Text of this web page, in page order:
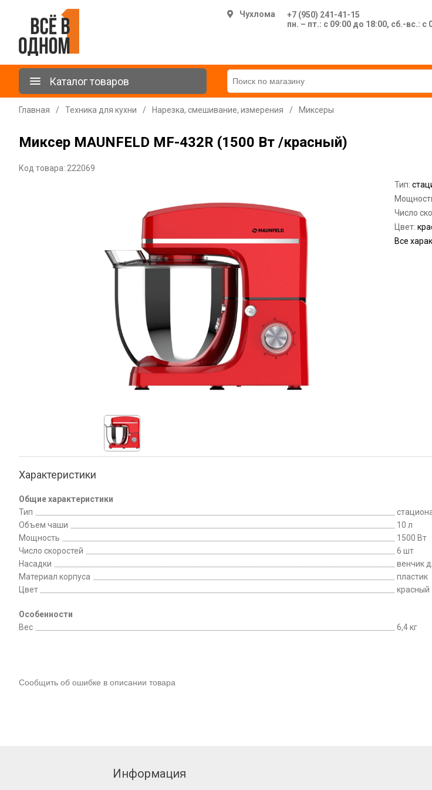
Чухлома
+7 (950) 241-41-15
пн. – пт.: с 09:00 до 18:00, сб.-вс.: с
Каталог товаров
Главная / Техника для кухни / Нарезка, смешивание, измерения / Миксеры
Миксер MAUNFELD MF-432R (1500 Вт /красный)
Код товара: 222069
Тип:
Число
Цвет:
Все
Характеристики
Общие характеристики
Тип
Объем чаши
10 л
Мощность
1500 Вт
Число скоростей
6 шт
Насадки
венчик
Материал корпуса
пластик
Цвет
красный
Особенности
Вес
6,4 кг
Сообщить об ошибке в описании товара
Информация